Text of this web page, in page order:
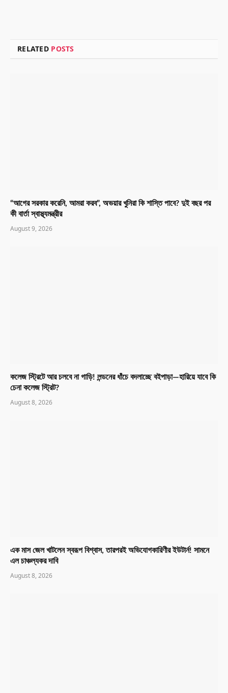
RELATED POSTS
“আগের সরকার করেনি, আমরা করব”, অভয়ার খুনিরা কি শাস্তি পাবে? দুই বছর পর
কী বার্তা স্বাস্থ্যমন্ত্রীর
August 9, 2026
কলেজ স্ট্রিটে আর চলবে না গাড়ি! লন্ডনের ধাঁচে বদলাচ্ছে বইপাড়া—হারিয়ে যাবে কি
চেনা কলেজ স্ট্রিট?
August 8, 2026
এক মাস জেল খাটলেন স্বরূপ বিশ্বাস, তারপরই অভিযোগকারিণীর ইউটার্ন! সামনে
এল চাঞ্চল্যকর দাবি
August 8, 2026